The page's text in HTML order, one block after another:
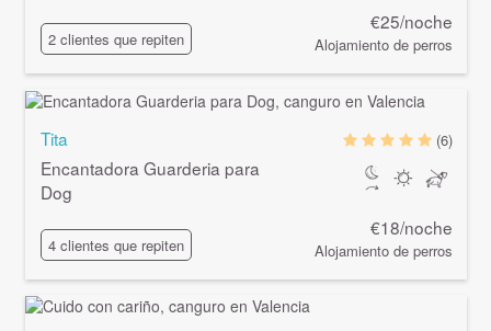
2 clientes que repiten
€25/noche
Alojamiento de perros
Tita
Encantadora Guarderia para
Dog
4 clientes que repiten
(6)
€18/noche
Alojamiento de perros